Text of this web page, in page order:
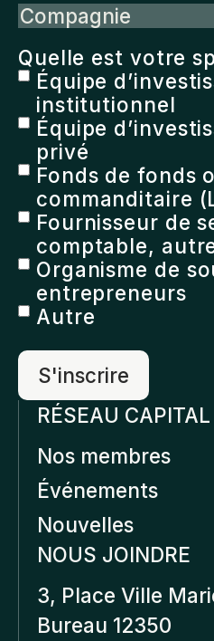
Compagnie
Quelle est votre
Équipe
institutionnel
Équipe
privé
Fonds de fonds
commanditaire
Fournisseur de
comptable,
Organisme de
entrepreneurs
Autre
RÉSEAU CAPITAL
Nos membres
Événements
Nouvelles
NOUS JOINDRE
3, Place Ville
Bureau 12350